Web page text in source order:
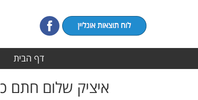
דף הבית
איציק שלום חתם